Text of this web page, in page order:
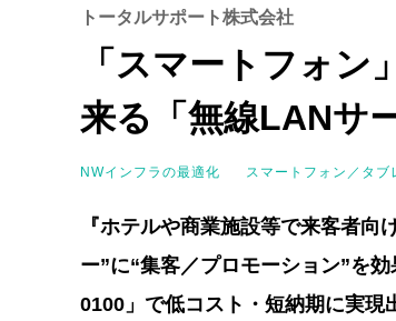
トータルサポート株式会社
「スマートフォン
来る「無線LANサ
NWインフラの最適化 スマートフォン／タブ
『ホテルや商業施設等で来客者
ー”に“集客／プロモーション”を
0100」で低コスト・短納期に実現